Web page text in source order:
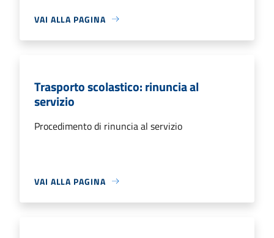
VAI ALLA PAGINA
Trasporto scolastico: rinuncia al
servizio
Procedimento di rinuncia al servizio
VAI ALLA PAGINA